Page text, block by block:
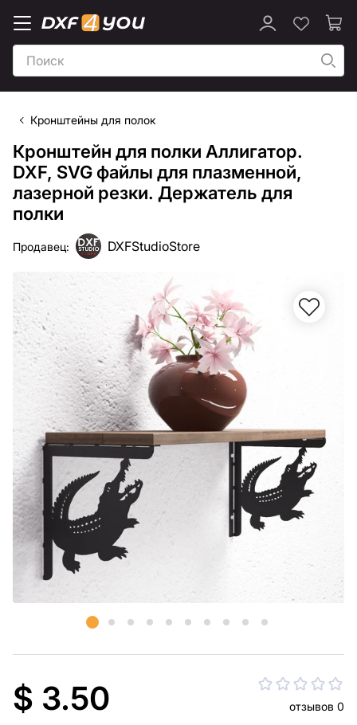
Кронштейны для полок
Кронштейн для полки Аллигатор.
DXF, SVG файлы для плазменной,
лазерной резки. Держатель для
полки
Продавец: DXFStudioStore
$ 3.50 отзывов 0